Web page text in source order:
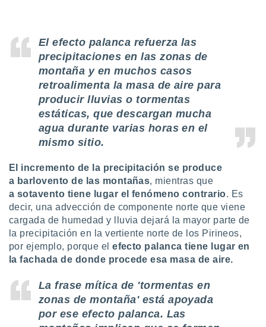
a lo que
Para
su
de
o acceder
datos
El efecto palanca refuerza las
precipitaciones en las zonas de
montaña y en muchos casos
retroalimenta la masa de aire para
producir lluvias o tormentas
estáticas, que descargan mucha
agua durante varias horas en el
mismo sitio.
El incremento de la precipitación se produce
a barlovento de las montañas, mientras que
a sotavento tiene lugar el fenómeno contrario. Es
decir, una advección de componente norte que viene
cargada de humedad y lluvia dejará la mayor parte de
la precipitación en la vertiente norte de los Pirineos,
por ejemplo, porque el efecto palanca tiene lugar en
la fachada de donde procede esa masa de aire.
La frase mítica de 'tormentas en
zonas de montaña' está apoyada
por ese efecto palanca. Las